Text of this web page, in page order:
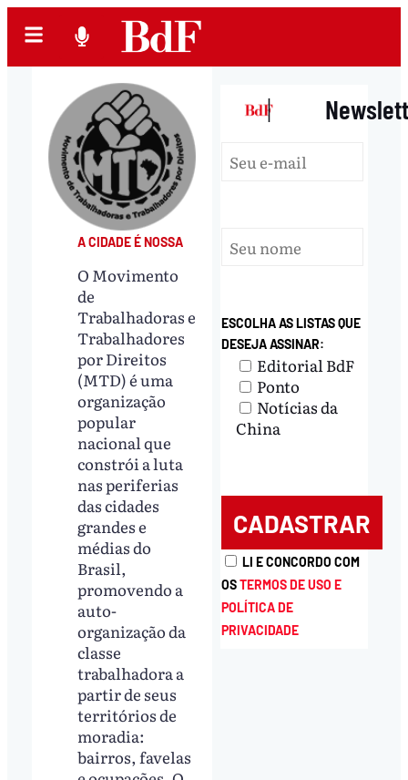
A CIDADE É NOSSA
O Movimento
de
Trabalhadoras e
Trabalhadores
por Direitos
(MTD) é uma
organização
popular
nacional que
constrói a luta
nas periferias
das cidades
grandes e
médias do
Brasil,
promovendo a
auto-
organização da
classe
trabalhadora a
partir de seus
territórios de
moradia:
bairros, favelas
|
ESCOLHA AS LISTAS QUE
DESEJA ASSINAR:
Editorial BdF
Ponto
Notícias da
China
LI E CONCORDO COM
OSTERMOS DE USO E
POLÍTICA DE
PRIVACIDADE